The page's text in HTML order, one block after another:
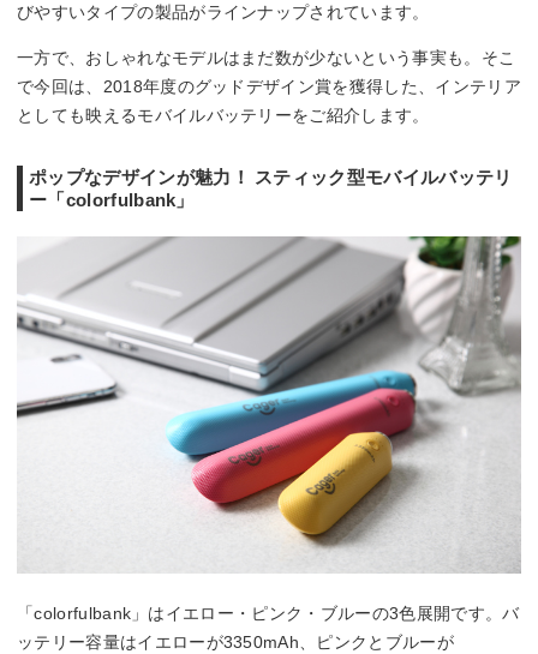
びやすいタイプの製品がラインナップされています。
一方で、おしゃれなモデルはまだ数が少ないという事実も。そこ
で今回は、2018年度のグッドデザイン賞を獲得した、インテリア
としても映えるモバイルバッテリーをご紹介します。
ポップなデザインが魅力！ スティック型モバイルバッテリ
ー「colorfulbank」
「colorfulbank」はイエロー・ピンク・ブルーの3色展開です。バ
ッテリー容量はイエローが3350mAh、ピンクとブルーが